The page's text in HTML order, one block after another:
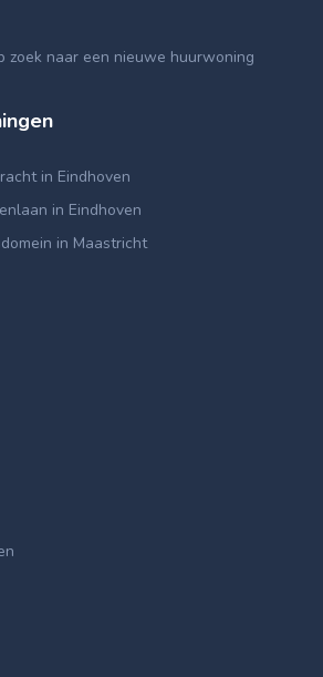
zoek naar een nieuwe huurwoning
in Eindhoven
in Eindhoven
in Maastricht